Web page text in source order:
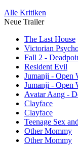
Alle Kritiken
Neue Trailer
The Last House
Victorian
Fall 2 -
Resident Evil
Jumanji - Open
Jumanji - Open
Avatar Aang -
Clayface
Clayface
Teenage Sex
Other Mommy
Other Mommy